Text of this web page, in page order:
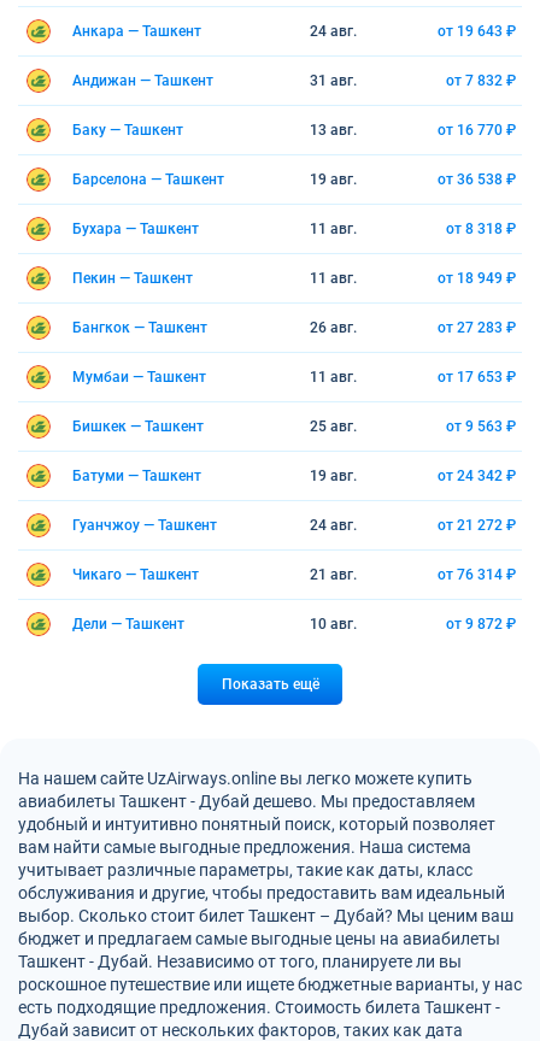
Анкара — Ташкент 24 авг. от 19 643 ₽
Андижан — Ташкент 31 авг. от 7 832 ₽
Баку — Ташкент 13 авг. от 16 770 ₽
Барселона — Ташкент 19 авг. от 36 538 ₽
Бухара — Ташкент 11 авг. от 8 318 ₽
Пекин — Ташкент 11 авг. от 18 949 ₽
Бангкок — Ташкент 26 авг. от 27 283 ₽
Мумбаи — Ташкент 11 авг. от 17 653 ₽
Бишкек — Ташкент 25 авг. от 9 563 ₽
Батуми — Ташкент 19 авг. от 24 342 ₽
Гуанчжоу — Ташкент 24 авг. от 21 272 ₽
Чикаго — Ташкент 21 авг. от 76 314 ₽
Дели — Ташкент 10 авг. от 9 872 ₽
Показать ещё
На нашем сайте UzAirways.online вы легко можете купить
авиабилеты Ташкент - Дубай дешево. Мы предоставляем
удобный и интуитивно понятный поиск, который позволяет
вам найти самые выгодные предложения. Наша система
учитывает различные параметры, такие как даты, класс
обслуживания и другие, чтобы предоставить вам идеальный
выбор. Сколько стоит билет Ташкент – Дубай? Мы ценим ваш
бюджет и предлагаем самые выгодные цены на авиабилеты
Ташкент - Дубай. Независимо от того, планируете ли вы
роскошное путешествие или ищете бюджетные варианты, у нас
есть подходящие предложения. Стоимость билета Ташкент -
Дубай зависит от нескольких факторов, таких как дата